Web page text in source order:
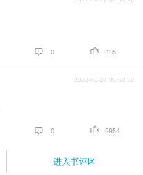
 0  415
2022-08-27 09:58:22
 0  2954
进入书评区